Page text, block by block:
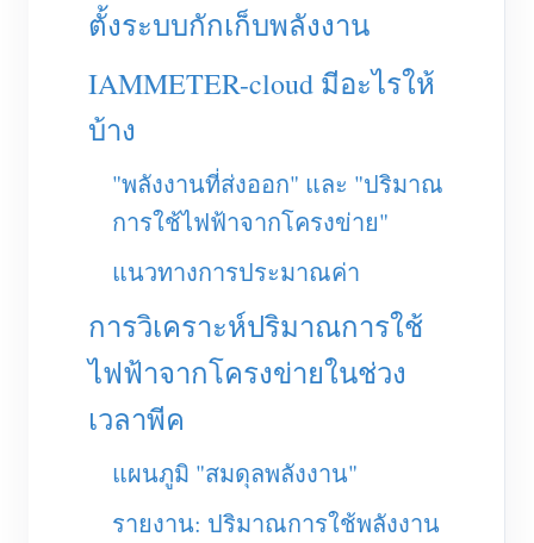
เครื่องชาร์จ EV
โปรแกรมจำลอง IAMMETER
มิเตอร์เสมือน
ระบบพยากรณ์และจำลองพลังงาน
แอปพลิเคชัน
ตัวตรวจสอบพลังงานระบบโซลาร์ PV
ตัวตรวจสอบการใช้ไฟฟ้า
ระบบควบคุมฮีตเตอร์ PV
ระบบอัตโนมัติภายในบ้าน
การตรวจสอบพลังงานโรงงาน
ร้านค้า
แหล่งข้อมูล
คู่มือเริ่มต้นใช้งานผลิตภัณฑ์
เอกสาร
วิดีโอสอนใช้งาน
FAQ
ชุมชน
โปรแกรมผู้ร่วมพัฒนา
ศูนย์ผู้ร่วมพัฒนา
กิจกรรม IAMMETER
โซลูชัน
ติดต่อ
เกี่ยวกับเรา
ตั้งระบบกักเก็บพลังงาน
IAMMETER-cloud มีอะไรให้
บ้าง
"พลังงานที่ส่งออก" และ "ปริมาณ
การใช้ไฟฟ้าจากโครงข่าย"
แนวทางการประมาณค่า
การวิเคราะห์ปริมาณการใช้
ไฟฟ้าจากโครงข่ายในช่วง
เวลาพีค
แผนภูมิ "สมดุลพลังงาน"
รายงาน: ปริมาณการใช้พลังงาน